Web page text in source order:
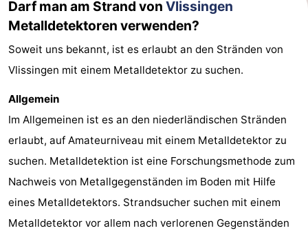
Darf man am Strand von Vlissingen
Metalldetektoren verwenden?
Soweit uns bekannt, ist es erlaubt an den Stränden von
Vlissingen mit einem Metalldetektor zu suchen.
Allgemein
Im Allgemeinen ist es an den niederländischen Stränden
erlaubt, auf Amateurniveau mit einem Metalldetektor zu
suchen. Metalldetektion ist eine Forschungsmethode zum
Nachweis von Metallgegenständen im Boden mit Hilfe
eines Metalldetektors. Strandsucher suchen mit einem
Metalldetektor vor allem nach verlorenen Gegenständen